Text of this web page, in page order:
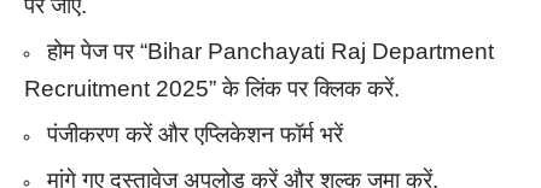
पर जाएं.
होम पेज पर “Bihar Panchayati Raj Department
Recruitment 2025” के लिंक पर क्लिक करें.
पंजीकरण करें और एप्लिकेशन फॉर्म भरें
मांगे गए दस्तावेज अपलोड करें और शुल्क जमा करें.